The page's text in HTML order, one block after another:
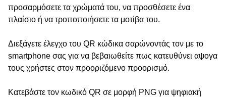
προσαρμόσετε τα χρώματά του, να προσθέσετε ένα
πλαίσιο ή να τροποποιήσετε τα μοτίβα του.
Διεξάγετε έλεγχο του QR κώδικα σαρώνοντάς τον με το
smartphone σας για να βεβαιωθείτε πως κατευθύνει αψογα
τους χρήστες στον προοριζόμενο προορισμό.
Κατεβάστε τον κωδικό QR σε μορφή PNG για ψηφιακή